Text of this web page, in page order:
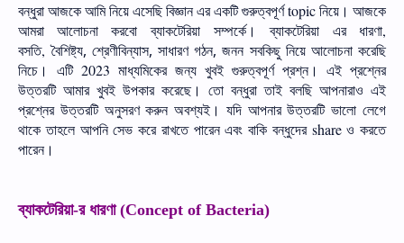
বন্ধুরাআজকেআমিনিয়েএসেছিবিজ্ঞানএরএকটিগুরুত্বপূর্ণtopicনিয়ে। আজকে
আমরা
আলোচনা করবো ব্যাকটেরিয়া সম্পর্কে। ব্যাকটেরিয়া এর ধারণা,
বসতি,বৈশিষ্ট্য, শ্রেণীবিন্যাস, সাধারণ গঠন, জনন সবকিছু নিয়ে আলোচনা করেছি
নিচে।
এটি2023 মাধ্যমিকের জন্য খুবই গুরুত্বপূর্ণ প্রশ্ন। এই প্রশ্নের
উত্তরটি আমার খুবই উপকার করেছে। তো বন্ধুরা তাই বলছি আপনারাও এই
প্রশ্নের উত্তরটি অনুসরণ করুন অবশ্যই। যদি আপনার উত্তরটি ভালো লেগে
থাকে তাহলে আপনি সেভ করে রাখতে পারেন এবং বাকি বন্ধুদেরshareও করতে
পারেন।
ব্যাকটেরিয়া-র ধারণা(Concept of Bacteria)